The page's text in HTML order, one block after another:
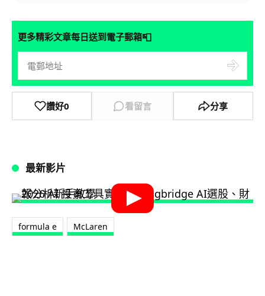
更多精彩文章每日送到電子郵箱📮
讚好0 看留言 分享
最新影片
formula e McLaren